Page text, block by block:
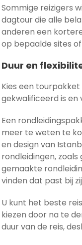
Sommige reizigers
dagtour die alle
anderen een
op bepaalde sites
Duur en
Kies een
gekwalificeerd is en
Een
meer te weten te
en design van
rondleidingen,
gemaakte
vinden dat past bij
U kunt het beste
kiezen door na te
duur van de reis,